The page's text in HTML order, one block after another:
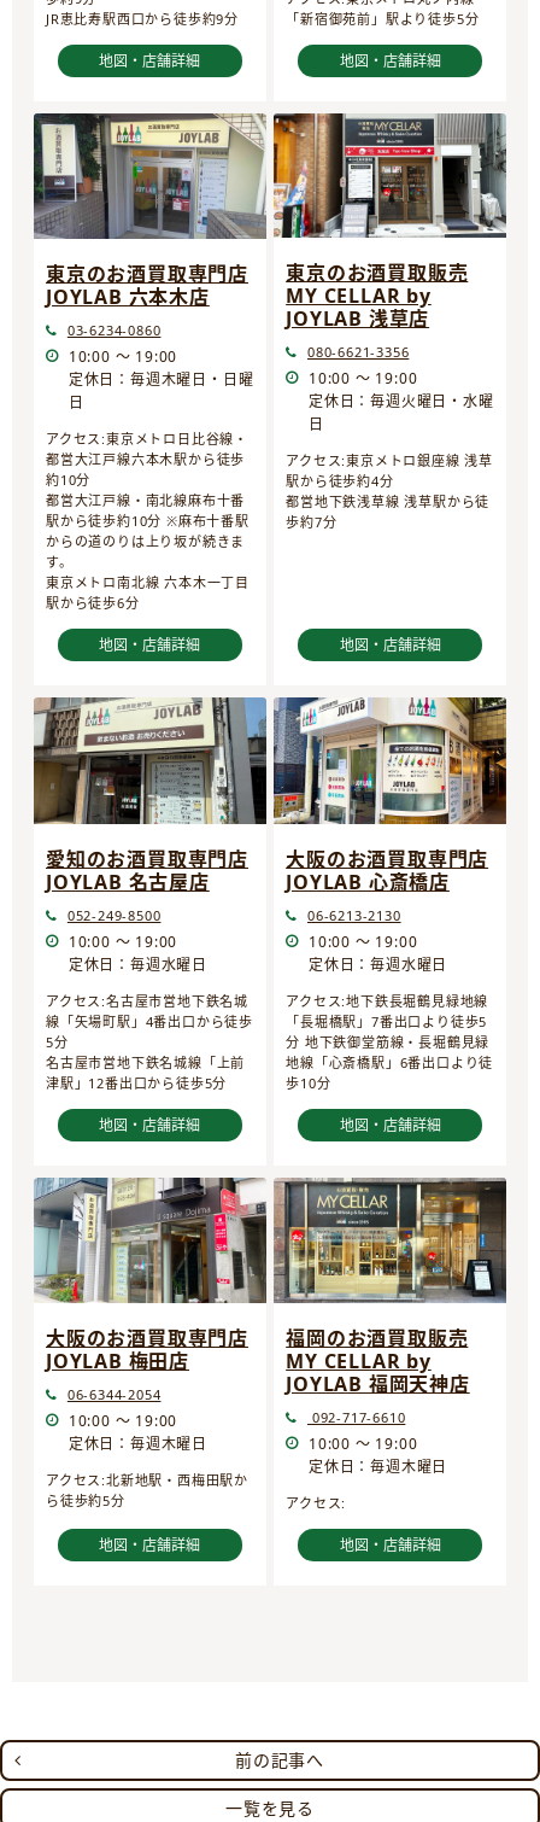
JR恵比寿駅西口から徒歩約9分
地図・店舗詳細
「新宿御苑前」駅より徒歩5分
地図・店舗詳細
東京のお酒買取専門店
JOYLAB 六本木店
03-6234-0860
10:00 ～ 19:00
定休日：毎週木曜日・日曜
日
アクセス:東京メトロ日比谷線・
都営大江戸線六本木駅から徒歩
約10分
都営大江戸線・南北線麻布十番
駅から徒歩約10分 ※麻布十番駅
からの道のりは上り坂が続きま
す。
東京メトロ南北線 六本木一丁目
駅から徒歩6分
地図・店舗詳細
東京のお酒買取販売
MY CELLAR by
JOYLAB 浅草店
080-6621-3356
10:00 ～ 19:00
定休日：毎週火曜日・水曜
日
アクセス:東京メトロ銀座線 浅草
駅から徒歩約4分
都営地下鉄浅草線 浅草駅から徒
歩約7分
地図・店舗詳細
愛知のお酒買取専門店
JOYLAB 名古屋店
052-249-8500
10:00 ～ 19:00
定休日：毎週水曜日
アクセス:名古屋市営地下鉄名城
線「矢場町駅」4番出口から徒歩
5分
名古屋市営地下鉄名城線「上前
津駅」12番出口から徒歩5分
地図・店舗詳細
大阪のお酒買取専門店
JOYLAB 心斎橋店
06-6213-2130
10:00 ～ 19:00
定休日：毎週水曜日
アクセス:地下鉄長堀鶴見緑地線
「長堀橋駅」7番出口より徒歩5
分 地下鉄御堂筋線・長堀鶴見緑
地線「心斎橋駅」6番出口より徒
歩10分
地図・店舗詳細
大阪のお酒買取専門店
JOYLAB 梅田店
06-6344-2054
10:00 ～ 19:00
定休日：毎週木曜日
アクセス:北新地駅・西梅田駅か
ら徒歩約5分
地図・店舗詳細
福岡のお酒買取販売
MY CELLAR by
JOYLAB 福岡天神店
092-717-6610
10:00 ～ 19:00
定休日：毎週木曜日
アクセス:
地図・店舗詳細
前の記事へ
一覧を見る